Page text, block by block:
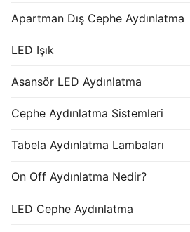
Apartman Dış Cephe Aydınlatma
LED Işık
Asansör LED Aydınlatma
Cephe Aydınlatma Sistemleri
Tabela Aydınlatma Lambaları
On Off Aydınlatma Nedir?
LED Cephe Aydınlatma